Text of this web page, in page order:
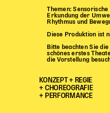
Themen: Sensorische
Erkundung der
Rhythmus und
Diese Produktion ist
Bitte beachten Sie
schönes erstes
die Vorstellung
KONZEPT + REGIE
+ CHOREOGRAFIE
+ PERFORMANCE